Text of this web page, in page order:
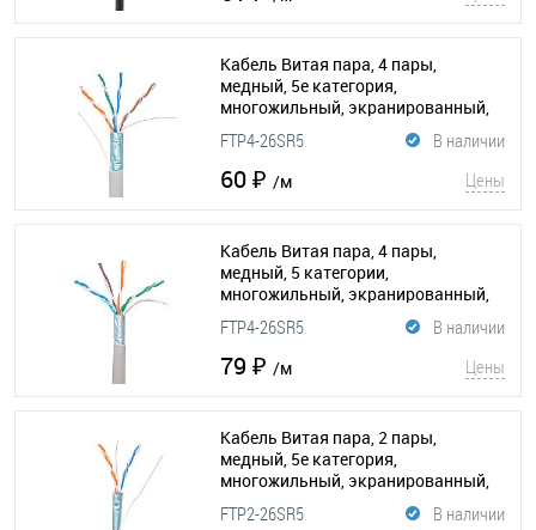
Кабель Витая пара, 4 пары,
медный, 5e категория,
многожильный, экранированный,
серый, бухта 305м
(015-181)В наличии
FTP4-26SR5
60 ₽ /м Цены
Кабель Витая пара, 4 пары,
медный, 5 категории,
многожильный, экранированный,
серый, PCnet, бухта 305м
(015-119)
В наличии
FTP4-26SR5
79 ₽ /м Цены
Кабель Витая пара, 2 пары,
медный, 5e категория,
многожильный, экранированный,
серый, бухта 305м
(015-180)В наличии
FTP2-26SR5